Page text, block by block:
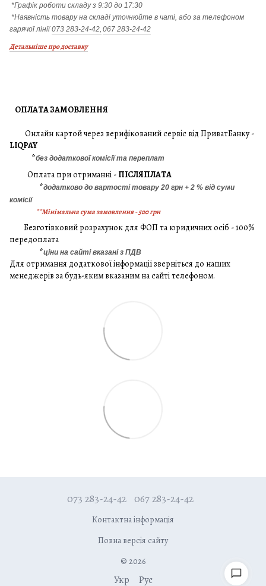
*Графік роботи складу з 9:30 до 17:30
*Наявність товару на складі уточнюйте в чаті, або за телефоном
гарячої лінії073 283-24-42, 067 283-24-42
Детальніше про доставку
ОПЛАТА ЗАМОВЛЕННЯ
Онлайн картой через верифікований сервіс від ПриватБанку -
LIQPAY
*без додаткової комісії та переплат
Оплата при отриманні - ПІСЛЯПЛАТА
*додатково до вартості товару 20 грн + 2 % від суми
комісії
**Мінімальна сума замовлення - 500 грн
Безготівковий розрахунок для ФОП та юридичних осіб - 100%
передоплата
*ціни на сайті вказані з ПДВ
Для отримання додаткової інформації зверніться до наших
менеджерів за будь-яким вказаним на сайті телефоном.
073 283-24-42 067 283-24-42
Контактна інформація
Повна версія сайту
© 2026
Укр Рус